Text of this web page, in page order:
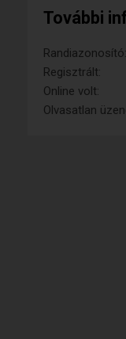
További
Randiazonosító:
Regisztrált:
Online volt:
Olvasatlan